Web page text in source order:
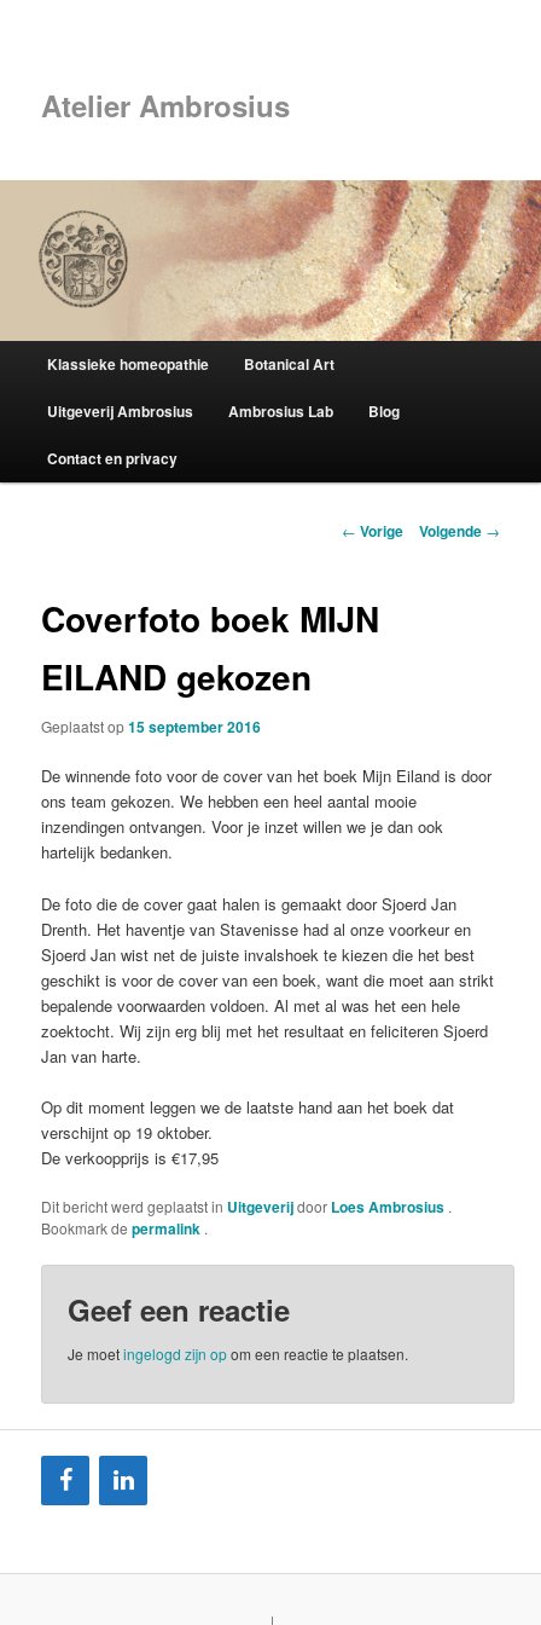
inhoudAtelier Ambrosius
Klassieke homeopathie Botanical Art
Uitgeverij Ambrosius Ambrosius Lab Blog
Contact en privacy
Berichtnavigatie
← Vorige Volgende →
Coverfoto boek MIJN
EILAND gekozen
Geplaatst op15 september 2016
De winnende foto voor de cover van het boek Mijn Eiland is door
ons team gekozen. We hebben een heel aantal mooie
inzendingen ontvangen. Voor je inzet willen we je dan ook
hartelijk bedanken.
De foto die de cover gaat halen is gemaakt door Sjoerd Jan
Drenth. Het haventje van Stavenisse had al onze voorkeur en
Sjoerd Jan wist net de juiste invalshoek te kiezen die het best
geschikt is voor de cover van een boek, want die moet aan strikt
bepalende voorwaarden voldoen. Al met al was het een hele
zoektocht. Wij zijn erg blij met het resultaat en feliciteren Sjoerd
Jan van harte.
Op dit moment leggen we de laatste hand aan het boek dat
verschijnt op 19 oktober.
De verkoopprijs is €17,95
Dit bericht werd geplaatst in Uitgeverijdoor Loes Ambrosius .
Bookmark depermalink .
Geef een reactie
Je moetingelogd zijn opom een reactie te plaatsen.